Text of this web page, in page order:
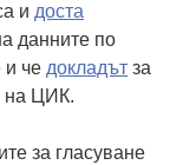
и доста
данните по
и че докладът за
на ЦИК.
за гласуване